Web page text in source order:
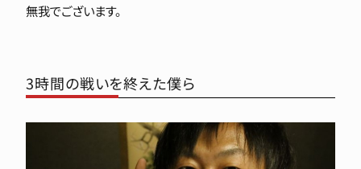
無我でございます。
3時間の戦いを終えた僕ら